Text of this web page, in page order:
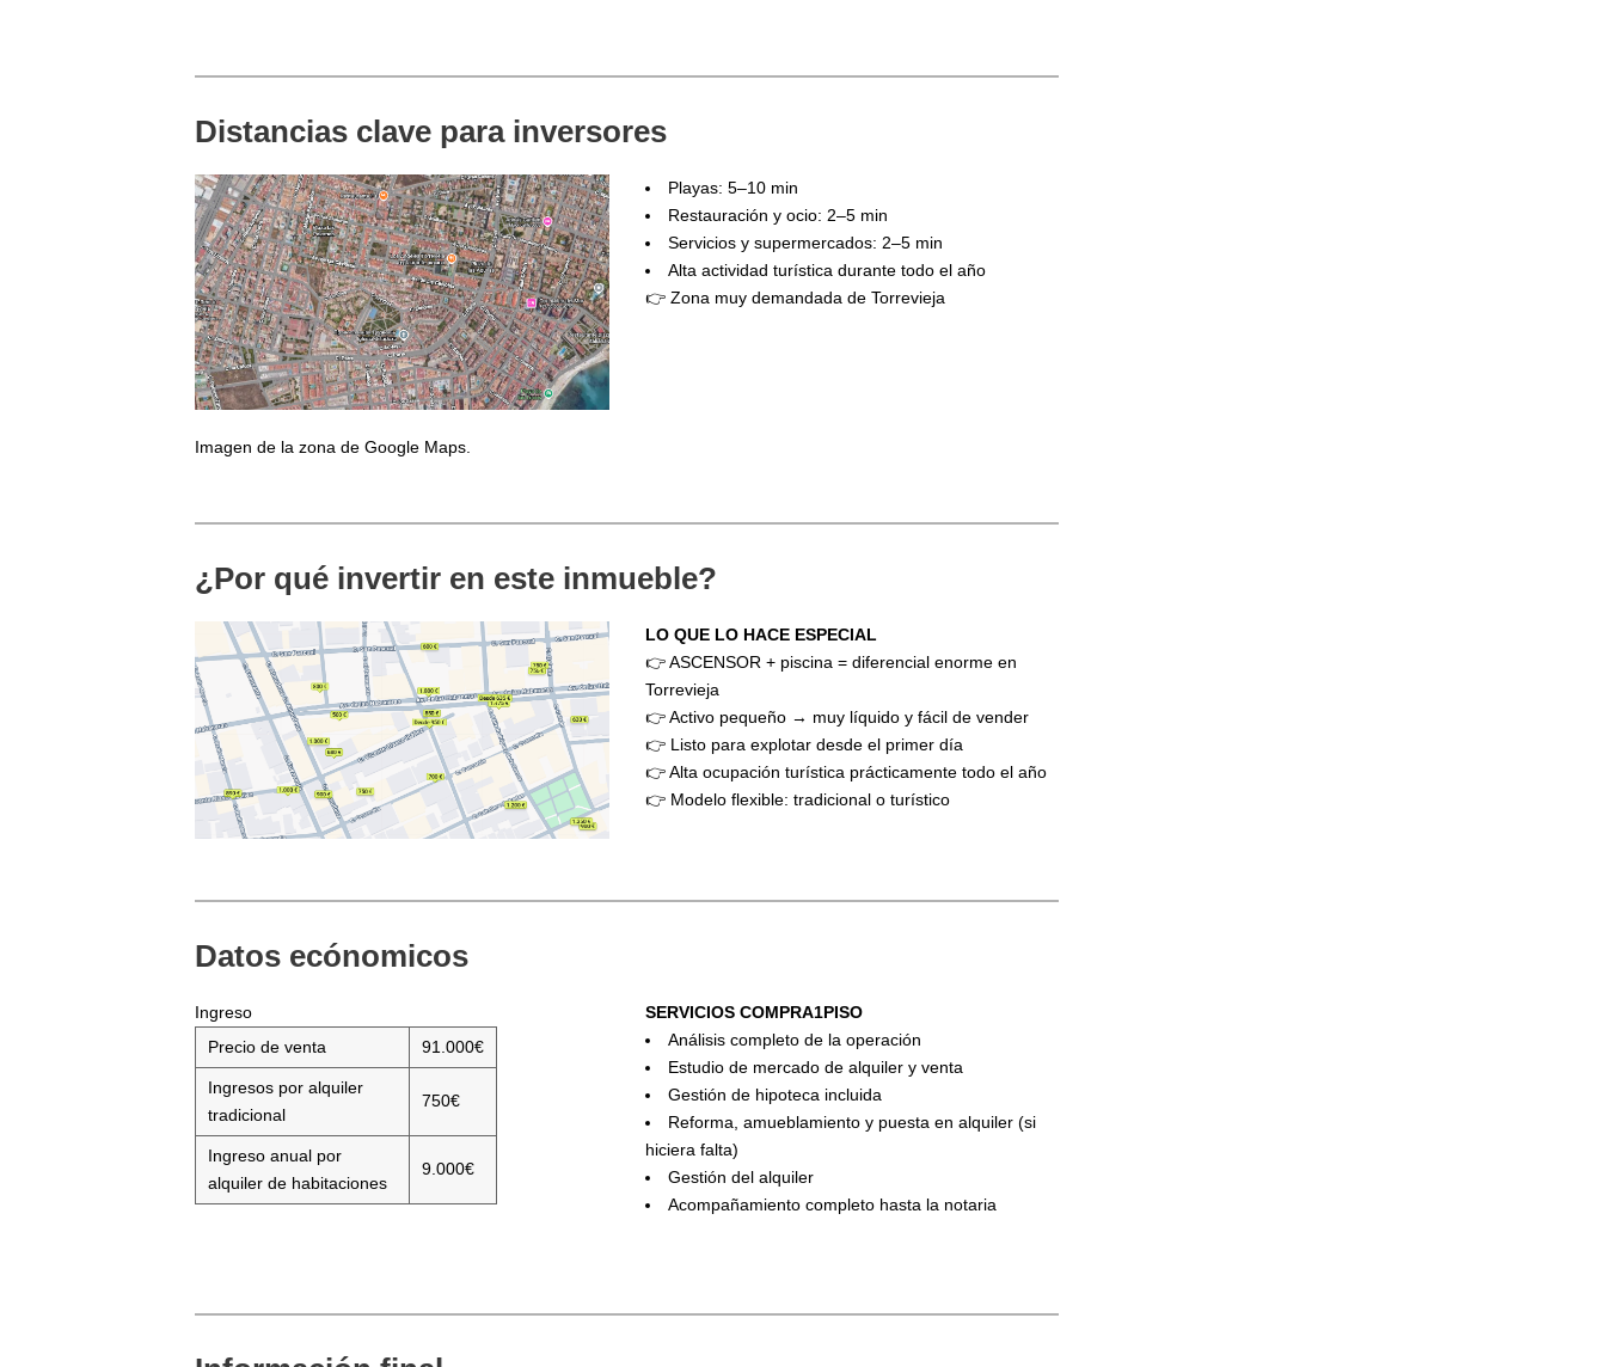
Distancias clave para inversores
Imagen de la zona de Google Maps.
Playas: 5–10 min
Restauración y ocio: 2–5 min
Servicios y supermercados: 2–5 min
Alta actividad turística durante todo el año
👉 Zona muy demandada de Torrevieja
¿Por qué invertir en este inmueble?
LO QUE LO HACE ESPECIAL
👉 ASCENSOR + piscina = diferencial enorme en
Torrevieja
👉 Activo pequeño → muy líquido y fácil de vender
👉 Listo para explotar desde el primer día
👉 Alta ocupación turística prácticamente todo el año
👉 Modelo flexible: tradicional o turístico
Datos ecónomicos
Ingreso
Precio de venta
91.000€
Ingresos por alquiler
tradicional
750€
Ingreso anual por
alquiler de habitaciones
9.000€
SERVICIOS COMPRA1PISO
Análisis completo de la operación
Estudio de mercado de alquiler y venta
Gestión de hipoteca incluida
Reforma, amueblamiento y puesta en alquiler (si
hiciera falta)
Gestión del alquiler
Acompañamiento completo hasta la notaria